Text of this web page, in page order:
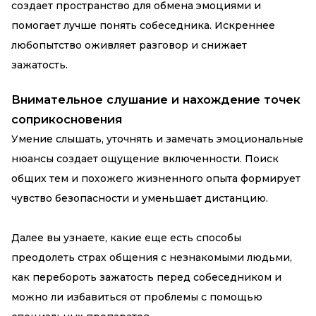
создает пространство для обмена эмоциями и
помогает лучше понять собеседника. Искреннее
любопытство оживляет разговор и снижает
зажатость.
Внимательное слушание и нахождение точек
соприкосновения
Умение слышать, уточнять и замечать эмоциональные
нюансы создает ощущение включенности. Поиск
общих тем и похожего жизненного опыта формирует
чувство безопасности и уменьшает дистанцию.
Далее вы узнаете, какие еще есть способы
преодолеть страх общения с незнакомыми людьми,
как перебороть зажатость перед собеседником и
можно ли избавиться от проблемы с помощью